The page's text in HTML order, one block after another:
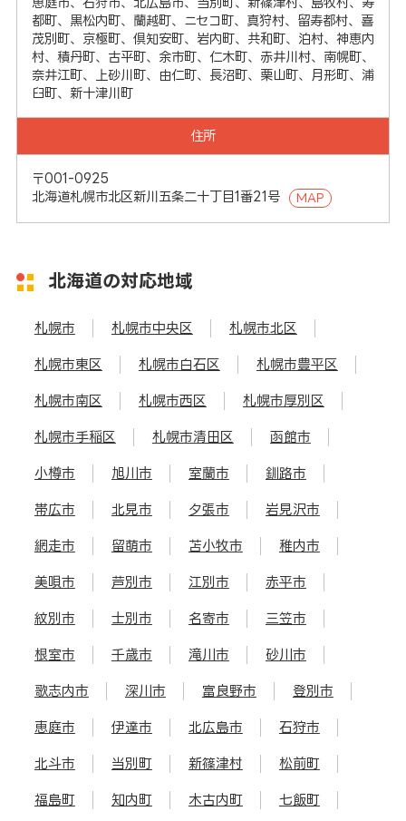
都町、黒松内町、蘭越町、ニセコ町、真狩村、留寿都村、喜
茂別町、京極町、倶知安町、岩内町、共和町、泊村、神恵内
村、積丹町、古平町、余市町、仁木町、赤井川村、南幌町、
奈井江町、上砂川町、由仁町、長沼町、栗山町、月形町、浦
臼町、新十津川町
住所
〒001-0925
北海道札幌市北区新川五条二十丁目1番21号
MAP
北海道の対応地域
札幌市 札幌市中央区 札幌市北区
札幌市東区 札幌市白石区 札幌市豊平区
札幌市南区 札幌市西区 札幌市厚別区
札幌市手稲区 札幌市清田区 函館市
小樽市 旭川市 室蘭市 釧路市
帯広市 北見市 夕張市 岩見沢市
網走市 留萌市 苫小牧市 稚内市
美唄市 芦別市 江別市 赤平市
紋別市 士別市 名寄市 三笠市
根室市 千歳市 滝川市 砂川市
歌志内市 深川市 富良野市 登別市
恵庭市 伊達市 北広島市 石狩市
北斗市 当別町 新篠津村 松前町
福島町 知内町 木古内町 七飯町